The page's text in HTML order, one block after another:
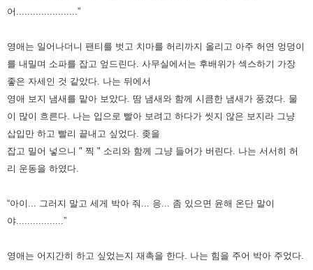
어......................”
영애는 일어나더니 팬티를 벗고 치마를 허리까지 올리고 아주 허연 엉덩이
를 내밀며 소파를 잡고 엎드린다. 사무실에서는 후배위가 섹스하기 가장
좋은 자세인 것 같았다. 나는 뒤에서
영애 보지 냄새를 맡아 보았다. 땀 냄새와 함께 시큼한 냄새가 풍겼다. 물
이 많이 흐른다. 나는 입으로 빨아 보려고 하다가 씻지 않은 보지라 그냥
삽입만 하고 빨리 끝내고 싶었다. 좆을
잡고 밀어 넣으니 " 찍 " 소리와 함께 그냥 들어가 버린다. 나는 서서히 허
리 운동을 하였다.
“아이... 그러지 말고 세게 박아 줘... 응... 좀 있으면 윤해 온단 말이
야.................”
영애는 어지간히 하고 싶었는지 재촉을 한다. 나는 힘을 주어 박아 주었다.